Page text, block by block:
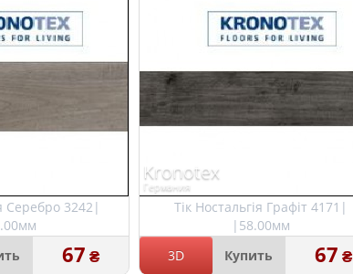
Серебро 3242|
67 ₴
Тік Ностальгія Графіт 4171|
|58.00мм
Kronotex
Германия
3D Купить 67 ₴